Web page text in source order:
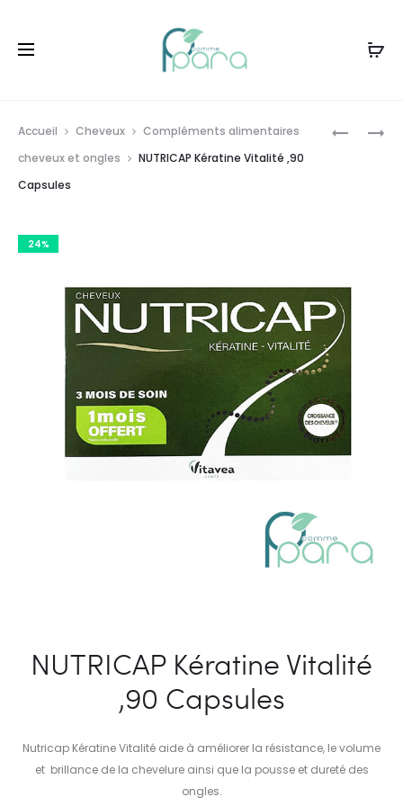
Accueil Cheveux
Compléments alimentaires
cheveux et ongles
NUTRICAP Kératine Vitalité ,90
Capsules
24%
NUTRICAP Kératine Vitalité
,90 Capsules
Nutricap Kératine Vitalité aide à améliorer la résistance, le volume
et brillance de la chevelure ainsi que la pousse et dureté des
ongles.